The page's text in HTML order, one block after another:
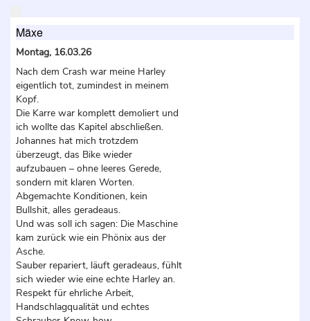
Mäxe
Montag, 16.03.26
Nach dem Crash war meine Harley
eigentlich tot, zumindest in meinem
Kopf.
Die Karre war komplett demoliert und
ich wollte das Kapitel abschließen.
Johannes hat mich trotzdem
überzeugt, das Bike wieder
aufzubauen – ohne leeres Gerede,
sondern mit klaren Worten.
Abgemachte Konditionen, kein
Bullshit, alles geradeaus.
Und was soll ich sagen: Die Maschine
kam zurück wie ein Phönix aus der
Asche.
Sauber repariert, läuft geradeaus, fühlt
sich wieder wie eine echte Harley an.
Respekt für ehrliche Arbeit,
Handschlagqualität und echtes